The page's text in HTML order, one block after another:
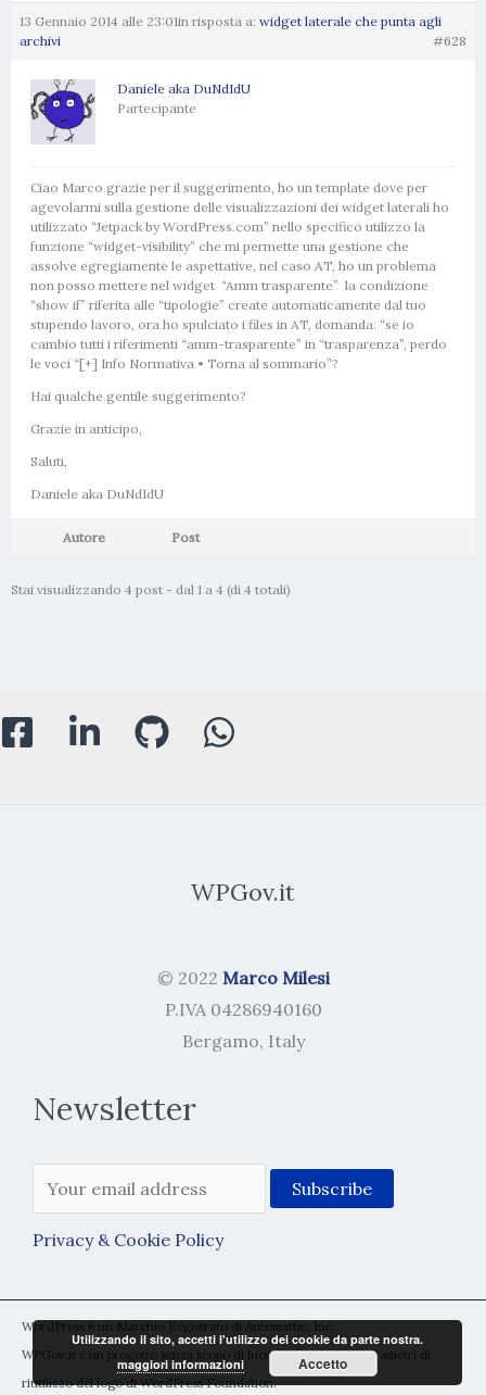
13 Gennaio 2014 alle 23:01in risposta a: widget laterale che punta agli
archivi
#628
Daniele aka DuNdIdU
Partecipante
Ciao Marco grazie per il suggerimento, ho un template dove per
agevolarmi sulla gestione delle visualizzazioni dei widget laterali ho
utilizzato “Jetpack by WordPress.com” nello specifico utilizzo la
funzione “widget-visibility” che mi permette una gestione che
assolve egregiamente le aspettative, nel caso AT, ho un problema
non posso mettere nel widget “Amm trasparente” la condizione
“show if” riferita alle “tipologie” create automaticamente dal tuo
stupendo lavoro, ora ho spulciato i files in AT, domanda: “se io
cambio tutti i riferimenti “amm-trasparente” in “trasparenza”, perdo
le voci “[+] Info Normativa • Torna al sommario”?
Hai qualche gentile suggerimento?
Grazie in anticipo,
Saluti,
Daniele aka DuNdIdU
Autore Post
Stai visualizzando 4 post - dal 1 a 4 (di 4 totali)
WPGov.it
© 2022 Marco Milesi
P.IVA 04286940160
Bergamo, Italy
Newsletter
Privacy & Cookie Policy
WordPress è un Marchio Registrato di Automattic, Inc.
WPGov.it è un progetto senza scopo di lucro rientrante nei parametri di
riutilizzo del logo di WordPress Foundation.
Utilizzando il sito, accetti l'utilizzo dei cookie da parte nostra.
maggiori informazioni
Accetto